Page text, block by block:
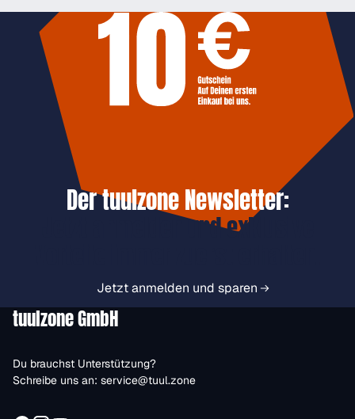
Der tuulzone Newsletter:
Jetzt anmelden und exklusive
Jetzt anmelden und sparen
tuulzone GmbH
Du brauchst Unterstützung?
Schreibe uns an: service@tuul.zone